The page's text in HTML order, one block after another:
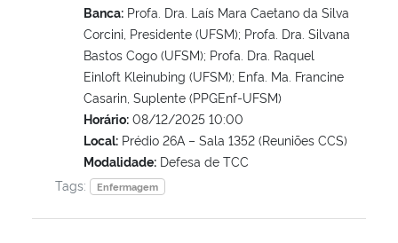
Banca: Profa. Dra. Laís Mara Caetano da Silva
Corcini, Presidente (UFSM); Profa. Dra. Silvana
Bastos Cogo (UFSM); Profa. Dra. Raquel
Einloft Kleinubing (UFSM); Enfa. Ma. Francine
Casarin, Suplente (PPGEnf-UFSM)
Horário: 08/12/2025 10:00
Local: Prédio 26A – Sala 1352 (Reuniões CCS)
Modalidade: Defesa de TCC
Tags:
Enfermagem